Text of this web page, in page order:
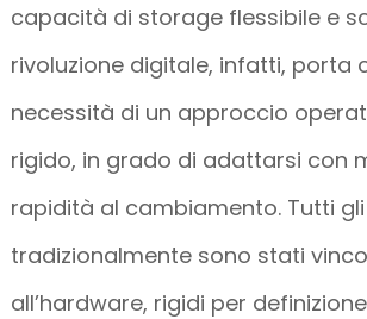
capacità di storage flessibile e
rivoluzione digitale, infatti, porta
necessità di un approccio
rigido, in grado di adattarsi con
rapidità al cambiamento. Tutti
tradizionalmente sono stati
all’hardware, rigidi per